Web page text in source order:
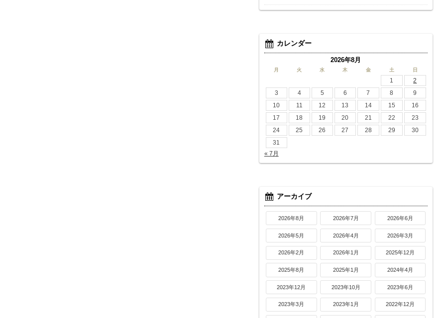
カレンダー
2026年8月
月 火 水 木 金 土 日
1
2
3
4 5 6 7 8
9
10
11 12 13 14 15
16
17
18 19 20 21 22
23
24
25 26 27 28 29
30
31
« 7月
アーカイブ
2026年8月 2026年7月 2026年6月
2026年5月 2026年4月 2026年3月
2026年2月 2026年1月 2025年12月
2025年8月 2025年1月 2024年4月
2023年12月 2023年10月 2023年6月
2023年3月 2023年1月 2022年12月